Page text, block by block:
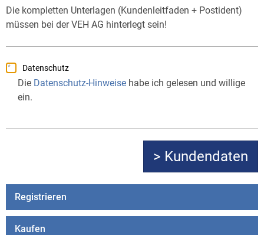
Die kompletten Unterlagen (Kundenleitfaden + Postident)
müssen bei der VEH AG hinterlegt sein!
Datenschutz
Die Datenschutz-Hinweise habe ich gelesen und willige
ein.
Registrieren
Kaufen